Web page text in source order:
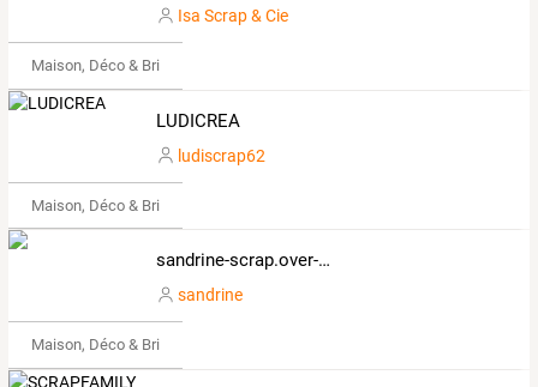
Isa Scrap & Cie
Maison, Déco & Bricolage
LUDICREA
ludiscrap62
Maison, Déco & Bricolage
sandrine-scrap.over-blog.com
sandrine
Maison, Déco & Bricolage